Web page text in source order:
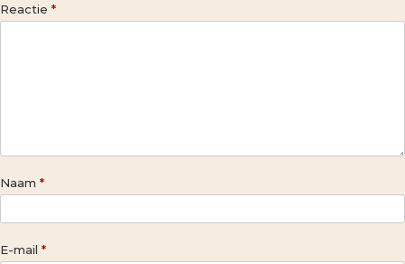
Reactie *
Naam *
E-mail *